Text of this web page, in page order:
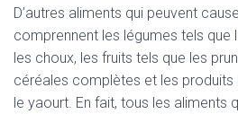
D’autres aliments qui peuvent
comprennent les légumes tels que
les choux, les fruits tels que les
céréales complètes et les produits
le yaourt. En fait, tous les aliments